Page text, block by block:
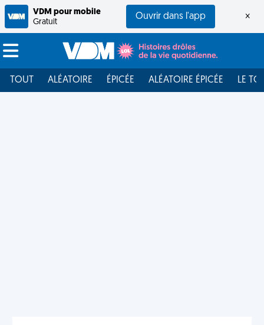
VDM pour mobile
Gratuit
Ouvrir dans l'app ×
TOUT ALÉATOIRE ÉPICÉE ALÉATOIRE ÉPICÉE LE